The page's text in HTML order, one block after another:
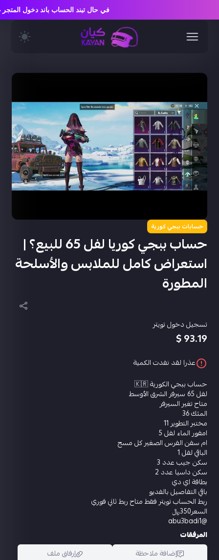
حسابات ببجي كورية
حساب ببجي كوريا لفل 65 للبيع؟ |
استعراض كامل للملابس والأسلحة
المطورة
تسجيل دخول تويتر
93.19 $
عذرا لقد نفدت الكمية
حساب ببجي الكورية 🇰🇷
لفل 65 سيرفر الشرق الأوسط
متاح تغير السيرفر
المثك 36
مختبر التطوير 11
امفور الماء لفل 5
ام سفن الفرس الصغير كل مسج
الباقي لفل 1
سكن جيب عدد 3
سكن داسيا عدد 2
بطاقة اي دي
باقي التفاصيل بالفديو
ربط الحساب تويتر فقط متاح ربط ثاني فوري
السعر350﷼
@abu3badi1
المرفقات
إضافة ملاحظة
إرفاق ملف
في حال تبند الحساب باند دخول